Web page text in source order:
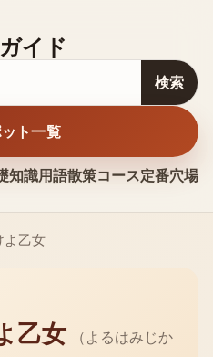
イド
知識用語散策コース定番穴場
検索
ト一覧
よ乙女
乙女 （ よるはみじか